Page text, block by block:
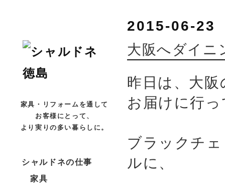
家具・リフォームを通して
お客様にとって、
より実りの多い暮らしに。
シャルドネの仕事
家具
2015-06-23
大阪へダイニ
昨日は、大
お届けに行
ブラックチ
ルに、